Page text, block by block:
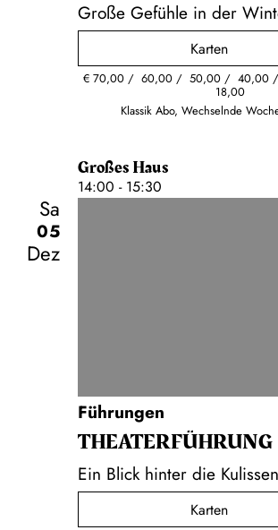
Große Gefühle in der
Karten
€ 70,00 60,00 50,00 40,00
18,00
Klassik Abo, Wechselnde
Großes Haus
14:00 - 15:30
Sa
05
Dez
Führungen
THEATER­FÜHR­UNG
Ein Blick hinter die
Karten